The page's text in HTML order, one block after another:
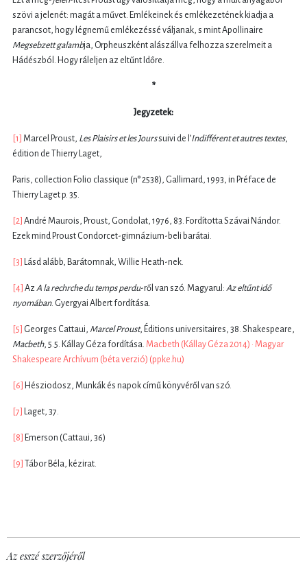
szövi a jelenét: magát a művet. Emlékeinek és emlékezetének kiadja a
parancsot, hogy légnemű emlékezéssé váljanak, s mint Apollinaire
Megsebzett galambja, Orpheuszként alászállva felhozza szerelmeit a
Hádészból. Hogy ráleljen az eltűnt Időre.
*
Jegyzetek:
[1] Marcel Proust, Les Plaisirs et les Jourssuivi de l’Indifférent et autres textes,
édition de Thierry Laget,
Paris, collection Folio classique (n° 2538), Gallimard, 1993, in Préface de
Thierry Laget p. 35.
[2] André Maurois, Proust, Gondolat, 1976, 83. Fordította Szávai Nándor.
Ezek mind Proust Condorcet-gimnázium-beli barátai.
[3] Lásd alább, Barátomnak, Willie Heath-nek.
[4] Az A la rechrche du temps perdu-ről van szó. Magyarul: Az eltűnt idő
nyomában. Gyergyai Albert fordítása.
[5] Georges Cattaui, Marcel Proust, Éditions universitaires, 38. Shakespeare,
Macbeth, 5.5. Kállay Géza fordítása. Macbeth (Kállay Géza 2014) · Magyar
Shakespeare Archívum (béta verzió) (ppke.hu)
[6] Hésziodosz, Munkák és napok című könyvéről van szó.
[7] Laget, 37.
[8] Emerson (Cattaui, 36)
[9] Tábor Béla, kézirat.
Az esszé szerzőjéről